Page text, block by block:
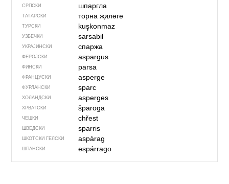
СРПСКИ шпаргла
ТАТАРСКИ торна җиләге
ТУРСКИ kuşkonmaz
УЗБЕЧКИ sarsabil
УКРАЈИНСКИ спаржа
ФЕРОЈСКИ aspargus
ФИНСКИ parsa
ФРАНЦУСКИ asperge
ФУРЛАНСКИ sparc
ХОЛАНДСКИ asperges
ХРВАТСКИ šparoga
ЧЕШКИ chřest
ШВЕДСКИ sparris
ШКОТСКИ ГЕЛСКИ aspàrag
ШПАНСКИ espárrago